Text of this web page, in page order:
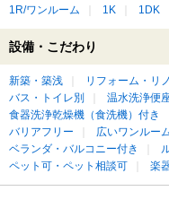
1R/ワンルーム 1K 1DK
設備・こだわり
新築・築浅 リフォーム・リ
バス・トイレ別
温水洗浄便
食器洗浄乾燥機（食洗機）付き
バリアフリー
広いワンルー
ベランダ・バルコニー付き
ペット可・ペット相談可
楽